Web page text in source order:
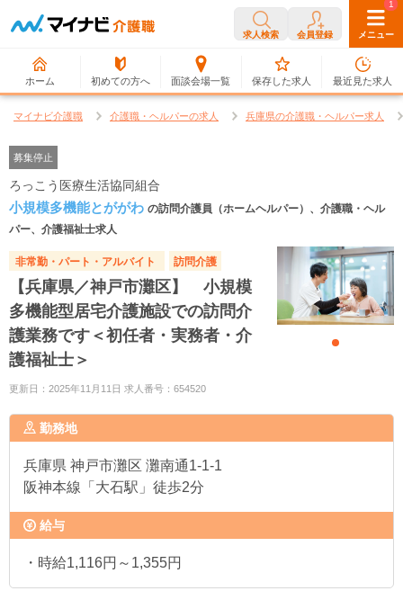
求人検索 会員登録 メニュー
ホーム 初めての方へ 面談会場一覧
0
保存した求人
1
最近見た求人
マイナビ介護職 介護職・ヘルパーの求人 兵庫県の介護職・ヘルパー求人
募集停止
ろっこう医療生活協同組合
小規模多機能とががわ の訪問介護員（ホームヘルパー）、介護職・ヘル
パー、介護福祉士求人
非常勤・パート・アルバイト 訪問介護
【兵庫県／神戸市灘区】 小規模
多機能型居宅介護施設での訪問介
護業務です＜初任者・実務者・介
護福祉士＞
更新日：2025年11月11日 求人番号：654520
勤務地
兵庫県 神戸市灘区 灘南通1-1-1
阪神本線「大石駅」徒歩2分
給与
・時給1,116円～1,355円